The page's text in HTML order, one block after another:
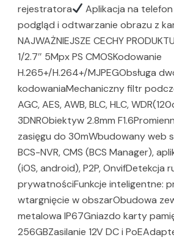
rejestratora
Aplikacja na
podgląd i odtwarzanie obrazu z
NAJWAŻNIEJSZE CECHY
1/2.7″ 5Mpx PS CMOSKodowanie
H.265+/H.264+/MJPEGObsługa
kodowaniaMechaniczny filtr
AGC, AES, AWB, BLC, HLC,
3DNRObiektyw 2.8mm
zasięgu do 30mWbudowany web
BCS-NVR, CMS (BCS Manager),
(iOS, android), P2P, OnvifDetekcja
prywatnościFunkcje inteligentne:
wtargnięcie w obszarObudowa
metalowa IP67Gniazdo karty
256GBZasilanie 12V DC i